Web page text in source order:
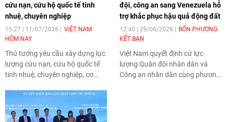
cứu nạn, cứu hộ quốc tế tinh
nhuệ, chuyên nghiệp
15:27 | 11/07/2026
VIỆT NAM
HÔM NAY
Thủ tướng yêu cầu xây dựng lực
lượng cứu nạn, cứu hộ quốc tế
tinh nhuệ, chuyên nghiệp, cơ
nhanh; kiện toàn các đội chuyên
trách có trình độ cao về tìm kiếm
cứu nạn.
đội, công an sang Venezuela hỗ
trợ khắc phục hậu quả động đất
12:40 | 29/06/2026
BỐN PHƯƠNG
KẾT BẠN
Việt Nam quyết định cử lực
lượng Quân đội nhân dân và
Công an nhân dân cùng phương